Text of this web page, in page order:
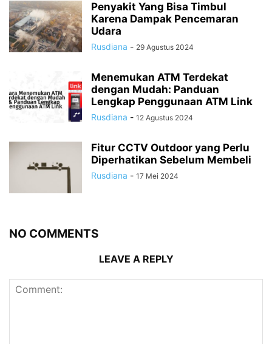
Penyakit Yang Bisa Timbul
Karena Dampak Pencemaran
Udara
Rusdiana - 29 Agustus 2024
Menemukan ATM Terdekat
dengan Mudah: Panduan
Lengkap Penggunaan ATM Link
Rusdiana - 12 Agustus 2024
Fitur CCTV Outdoor yang Perlu
Diperhatikan Sebelum Membeli
Rusdiana - 17 Mei 2024
NO COMMENTS
LEAVE A REPLY